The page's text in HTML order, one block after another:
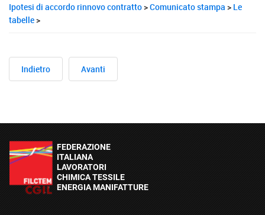
Ipotesi di accordo rinnovo contratto>Comunicato stampa > Le
tabelle>
Indietro Avanti